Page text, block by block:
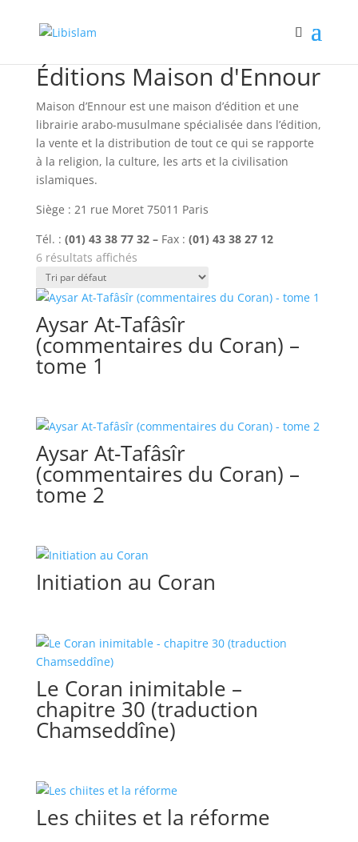
Éditions Maison d'Ennour
Maison d’Ennour est une maison d’édition et une
librairie arabo-musulmane spécialisée dans l’édition,
la vente et la distribution de tout ce qui se rapporte
à la religion, la culture, les arts et la civilisation
islamiques.
Siège : 21 rue Moret 75011 Paris
Tél. : (01) 43 38 77 32 – Fax : (01) 43 38 27 12
6 résultats affichés
Aysar At-Tafâsîr
(commentaires du Coran) –
tome 1
Aysar At-Tafâsîr
(commentaires du Coran) –
tome 2
Initiation au Coran
Le Coran inimitable –
chapitre 30 (traduction
Chamseddîne)
Les chiites et la réforme